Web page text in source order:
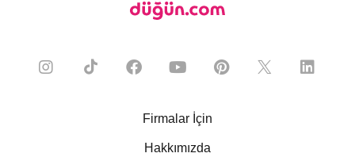
Firmalar İçin
Hakkımızda